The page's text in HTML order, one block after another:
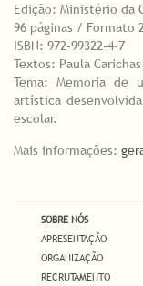
Edição: Ministério da
96 páginas / Formato
ISBN: 972-99322-4-7
Textos: Paula
Tema: Memória de
artística
escolar.
Mais informações:
SOBRE NÓS
APRESENTAÇÃO
ORGANIZAÇÃO
RECRUTAMENTO